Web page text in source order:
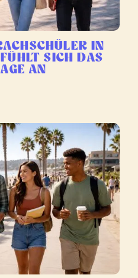
IN
SICH DAS
AN